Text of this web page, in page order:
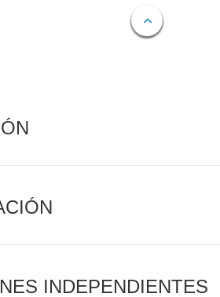
INDEPENDIENTES